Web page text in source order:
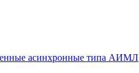
асинхронные типа АИМЛ